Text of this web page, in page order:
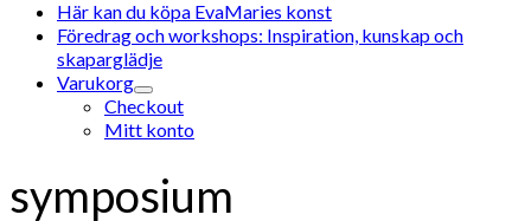
Här kan du köpa EvaMaries konst
Föredrag och workshops: Inspiration, kunskap och
skaparglädje
Varukorg
Checkout
Mitt konto
symposium